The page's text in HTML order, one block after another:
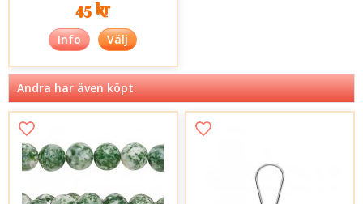
45 kr
Info Välj
Andra har även köpt